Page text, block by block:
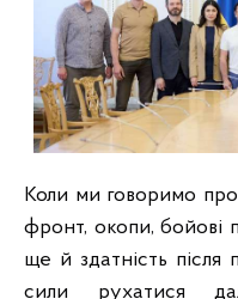
Коли ми говоримо про
фронт, окопи, бойові
ще й здатність після
сили рухатися